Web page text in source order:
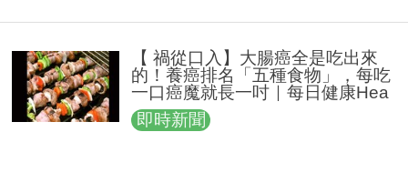
【 禍從口入】大腸癌全是吃出來
的！養癌排名「五種食物」，每吃
一口癌魔就長一吋｜每日健康Hea
lth
即時新聞